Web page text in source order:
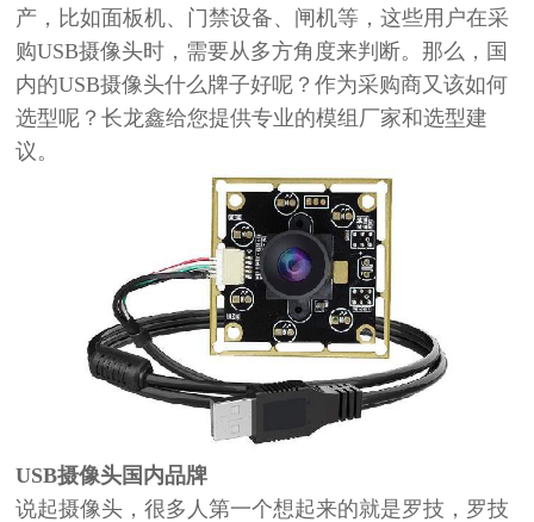
产，比如面板机、门禁设备、闸机等，这些用户在采
购USB摄像头时，需要从多方角度来判断。那么，国
内的USB摄像头什么牌子好呢？作为采购商又该如何
选型呢？长龙鑫给您提供专业的模组厂家和选型建
议。
USB摄像头国内品牌
说起摄像头，很多人第一个想起来的就是罗技，罗技